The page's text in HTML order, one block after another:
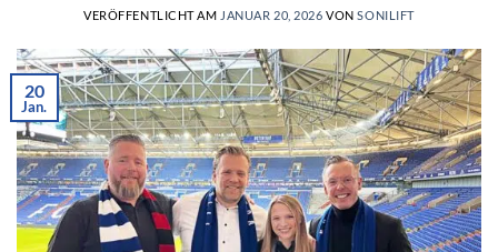
VERÖFFENTLICHT AM JANUAR 20, 2026 VONSONILIFT
20
Jan.